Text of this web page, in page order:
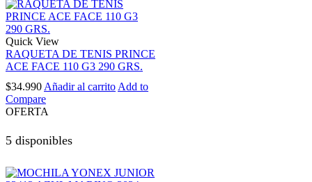
Quick View
RAQUETA DE TENIS PRINCE
ACE FACE 110 G3 290 GRS.
$34.990 Añadir al carrito Add to
Compare
OFERTA
5 disponibles